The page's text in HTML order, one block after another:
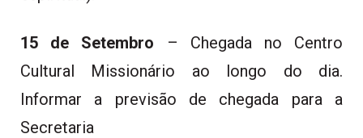
15 de Setembro – Chegada no Centro
Cultural Missionário ao longo do dia.
Informar a previsão de chegada para a
Secretaria